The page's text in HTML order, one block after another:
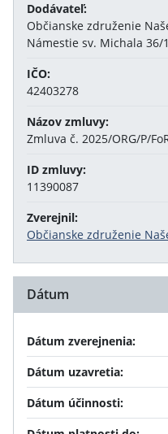
Dodávateľ:
Občianske združenie
Námestie sv. Michala 36/
IČO:
42403278
Názov zmluvy:
Zmluva č. 2025/ORG/P/
ID zmluvy:
11390087
Zverejnil:
Občianske združenie
Dátum
Dátum zverejnenia:
Dátum uzavretia:
Dátum účinnosti: